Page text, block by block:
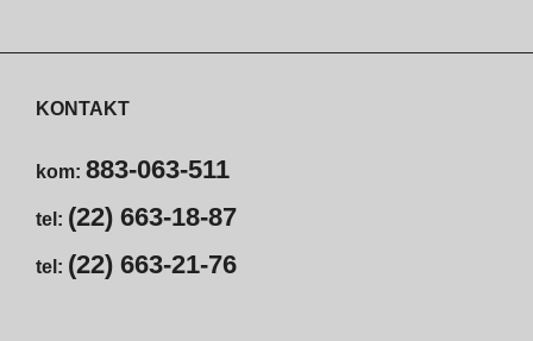
KONTAKT
kom: 883-063-511
tel: (22) 663-18-87
tel: (22) 663-21-76